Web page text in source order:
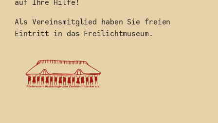
auf Ihre Hilfe!
Als Vereinsmitglied haben Sie freien
Eintritt in das Freilichtmuseum.